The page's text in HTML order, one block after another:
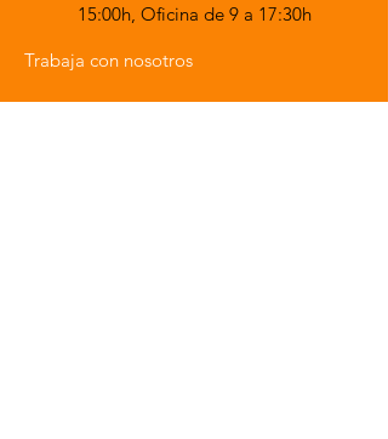
15:00h, Oficina de 9 a 17:30h
Trabaja con nosotros